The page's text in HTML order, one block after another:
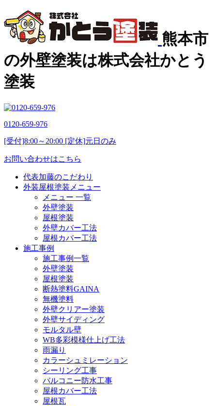
熊本市
の外壁塗装は株式会社かとう
塗装
0120-659-976
[受付]8:00～20:00 [定休]元日のみ
お問い合わせはこちら
代表加藤のこだわり
外装屋根塗装メニュー
メニュー 一覧
外壁塗装
屋根塗装
外壁カバー工法
屋根カバー工法
施工事例
施工事例一覧
外壁塗装
屋根塗装
断熱塗料GAINA
無機塗料
外壁クリアー塗装
外壁サイディング
モルタル壁
WB多彩模様仕上げ工法
雨漏り
カラーシュミレーション
シーリング工事
バルコニー防水工事
屋根カバー工法
屋根瓦